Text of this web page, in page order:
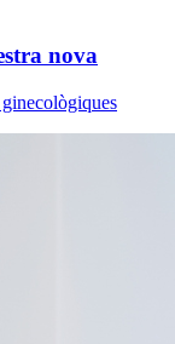
nova